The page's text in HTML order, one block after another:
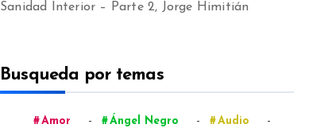
Sanidad Interior – Parte 2, Jorge Himitián
Busqueda por temas
Amor - Ángel Negro - Audio -